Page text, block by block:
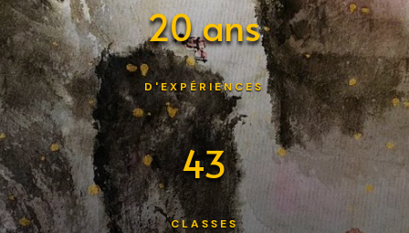
20 ans
D'EXPÉRIENCES
43
CLASSES